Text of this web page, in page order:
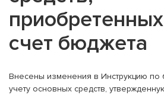
счет бюджета
Внесены изменения в Инструкцию по
учету основных средств,